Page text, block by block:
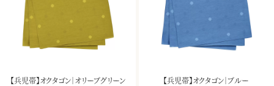
【兵児帯】オクタゴン｜オリーブグリーン 【兵児帯】オクタゴン｜ブルー